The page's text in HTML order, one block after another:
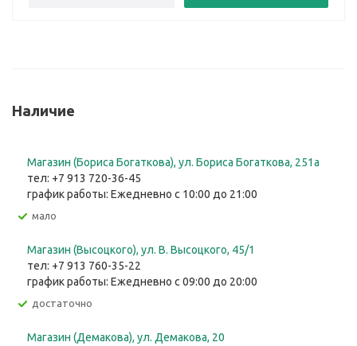
Наличие
Магазин (Бориса Богаткова), ул. Бориса Богаткова, 251а
тел: +7 913 720-36-45
график работы: Ежедневно с 10:00 до 21:00
Мало
Магазин (Высоцкого), ул. ​В. Высоцкого, 45/1
тел: +7 913 760-35-22
график работы: Ежедневно с 09:00 до 20:00
Достаточно
Магазин (Демакова), ул. Демакова, 20